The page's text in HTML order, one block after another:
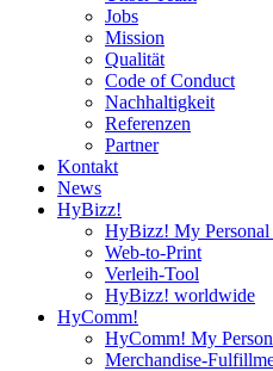
Jobs
Mission
Qualität
Code of Conduct
Nachhaltigkeit
Referenzen
Partner
Kontakt
News
HyBizz!
HyBizz! My Personal
Web-to-Print
Verleih-Tool
HyBizz! worldwide
HyComm!
HyComm! My
Merchandise-